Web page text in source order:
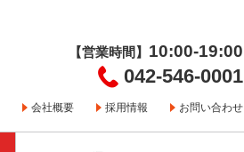
【営業時間】 10:00-19:00
042-546-0001
会社概要 採用情報 お問い合わせ